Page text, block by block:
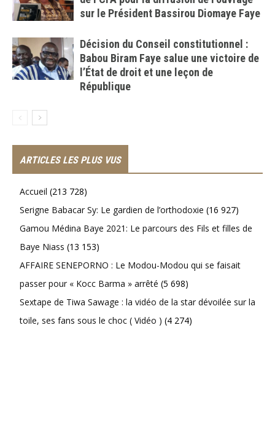
sur le Président Bassirou Diomaye Faye
Décision du Conseil constitutionnel :
Babou Biram Faye salue une victoire de
l’État de droit et une leçon de
République
ARTICLES LES PLUS VUS
Accueil (213 728)
Serigne Babacar Sy: Le gardien de l’orthodoxie (16 927)
Gamou Médina Baye 2021: Le parcours des Fils et filles de
Baye Niass (13 153)
AFFAIRE SENEPORNO : Le Modou-Modou qui se faisait
passer pour « Kocc Barma » arrêté (5 698)
Sextape de Tiwa Sawage : la vidéo de la star dévoilée sur la
toile, ses fans sous le choc ( Vidéo ) (4 274)